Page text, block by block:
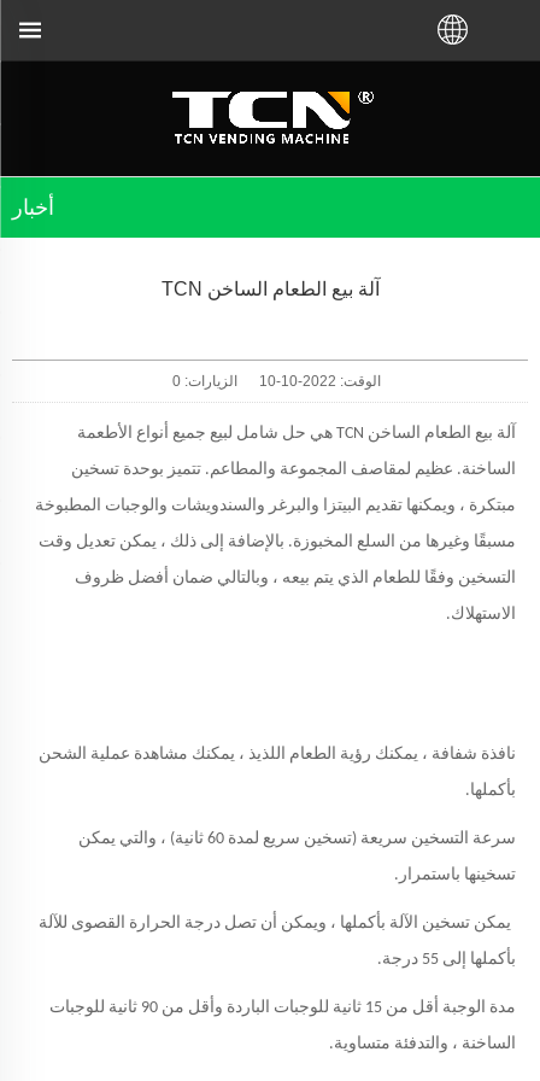
أخبار
آلة بيع الطعام الساخن TCN
الوقت: 2022-10-10 الزيارات:0
آلة بيع الطعام الساخن TCN هي حل شامل لبيع جميع أنواع الأطعمة
الساخنة. عظيم لمقاصف المجموعة والمطاعم. تتميز بوحدة تسخين
مبتكرة ، ويمكنها تقديم البيتزا والبرغر والسندويشات والوجبات المطبوخة
مسبقًا وغيرها من السلع المخبوزة. بالإضافة إلى ذلك ، يمكن تعديل وقت
التسخين وفقًا للطعام الذي يتم بيعه ، وبالتالي ضمان أفضل ظروف
الاستهلاك.
نافذة شفافة ، يمكنك رؤية الطعام اللذيذ ، يمكنك مشاهدة عملية الشحن
بأكملها.
سرعة التسخين سريعة (تسخين سريع لمدة 60 ثانية) ، والتي يمكن
تسخينها باستمرار.
يمكن تسخين الآلة بأكملها ، ويمكن أن تصل درجة الحرارة القصوى للآلة
بأكملها إلى 55 درجة.
مدة الوجبة أقل من 15 ثانية للوجبات الباردة وأقل من 90 ثانية للوجبات
الساخنة ، والتدفئة متساوية.